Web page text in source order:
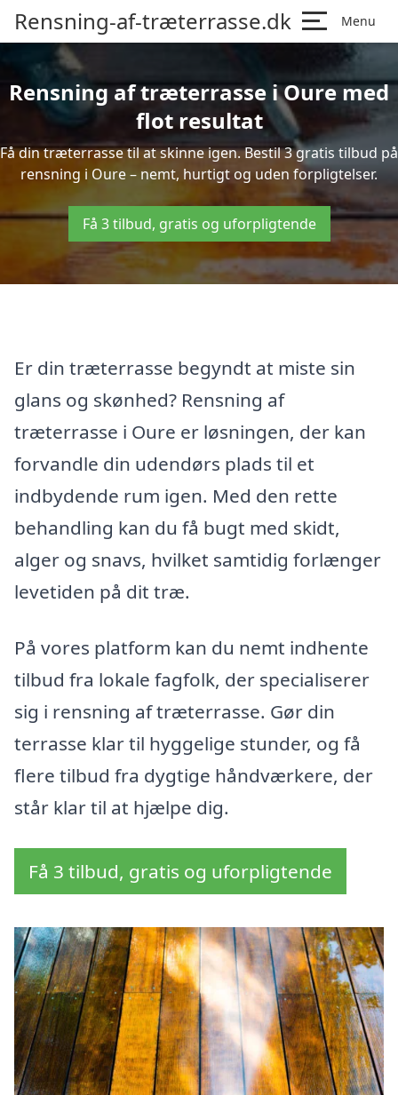
Rensning-af-træterrasse.dk Menu
Rensning af træterrasse i Oure med
flot resultat
Få din træterrasse til at skinne igen. Bestil 3 gratis tilbud på
rensning i Oure – nemt, hurtigt og uden forpligtelser.
Få 3 tilbud, gratis og uforpligtende
Er din træterrasse begyndt at miste sin
glans og skønhed? Rensning af
træterrasse i Oure er løsningen, der kan
forvandle din udendørs plads til et
indbydende rum igen. Med den rette
behandling kan du få bugt med skidt,
alger og snavs, hvilket samtidig forlænger
levetiden på dit træ.
På vores platform kan du nemt indhente
tilbud fra lokale fagfolk, der specialiserer
sig i rensning af træterrasse. Gør din
terrasse klar til hyggelige stunder, og få
flere tilbud fra dygtige håndværkere, der
står klar til at hjælpe dig.
Få 3 tilbud, gratis og uforpligtende